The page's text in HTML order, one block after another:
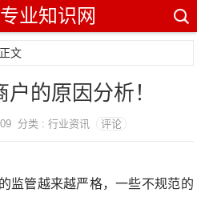
业知识网
文
的原因分析！
分类 : 行业资讯 评论
监管越来越严格，一些不规范的